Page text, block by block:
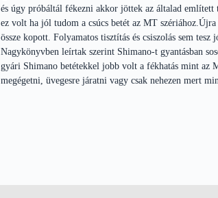
és úgy próbáltál fékezni akkor jöttek az általad
ez volt ha jól tudom a csúcs betét az MT
össze kopott. Folyamatos tisztítás és csiszolás sem
Nagykönyvben leírtak szerint Shimano-t gyantásban
gyári Shimano betétekkel jobb volt a fékhatás mint az
megégetni, üvegesre járatni vagy csak nehezen mert